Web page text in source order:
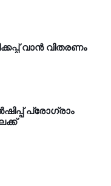
വാന്‍ വിതരണം
പ്രോഗ്രാം